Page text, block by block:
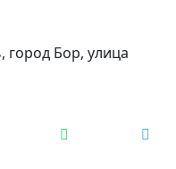
город Бор, улица